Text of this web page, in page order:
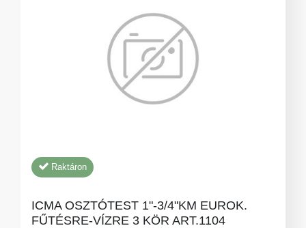
Raktáron
ICMA OSZTÓTEST 1"-3/4"KM EUROK.
FŰTÉSRE-VÍZRE 3 KÖR ART.1104